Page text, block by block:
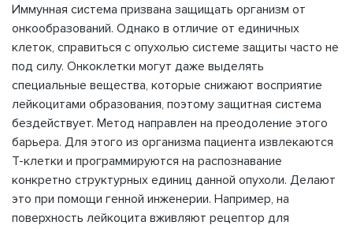
Иммунная система призвана защищать организм от
онкообразований. Однако в отличие от единичных
клеток, справиться с опухолью системе защиты часто не
под силу. Онкоклетки могут даже выделять
специальные вещества, которые снижают восприятие
лейкоцитами образования, поэтому защитная система
бездействует. Метод направлен на преодоление этого
барьера. Для этого из организма пациента извлекаются
Т-клетки и программируются на распознавание
конкретно структурных единиц данной опухоли. Делают
это при помощи генной инженерии. Например, на
поверхность лейкоцита вживляют рецептор для